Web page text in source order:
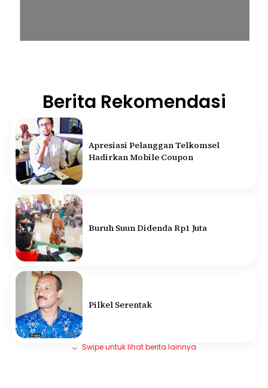
Berita Rekomendasi
Apresiasi Pelanggan Telkomsel
Hadirkan Mobile Coupon
Buruh Suun Didenda Rp1 Juta
Pilkel Serentak
Swipe untuk lihat berita lainnya